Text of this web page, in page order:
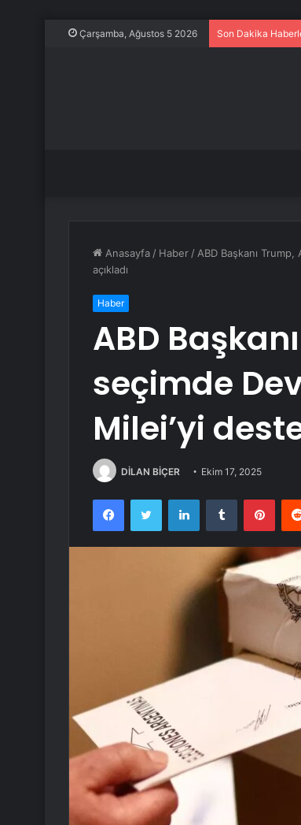
Çarşamba, Ağustos 5 2026 Son Dakika
Anasayfa / Haber / ABD Başkanı
açıkladı
Haber
ABD
seçimde
Milei’yi
DİLAN BİÇER Ekim 17, 2025
FacebookTwitter LinkedInTumblr